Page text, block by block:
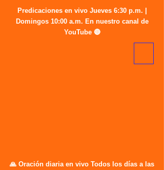
🙏 Oración diaria en vivo Todos los días a las
Predicaciones en vivo Jueves 6:30 p.m. |
Domingos 10:00 a.m. En nuestro canal de
YouTube 🔴